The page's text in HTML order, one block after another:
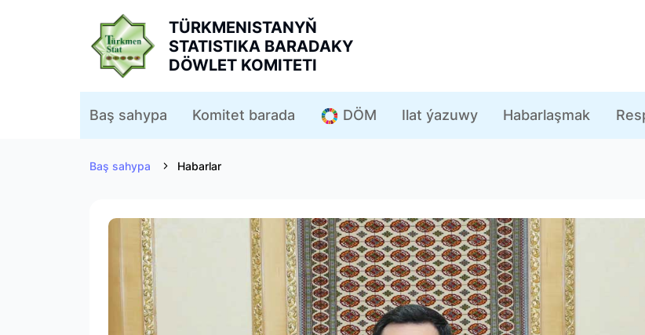
TÜRKMENISTANYŇ
STATISTIKA BARADAKY
DÖWLET KOMITETI
Baş sahypa Komitet barada DÖM Ilat ýazuwy Habarlaşmak
Baş sahypa Habarlar